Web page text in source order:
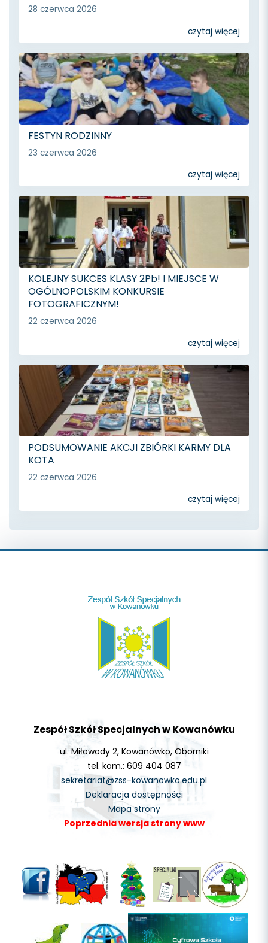
28 czerwca 2026
czytaj więcej
FESTYN RODZINNY
23 czerwca 2026
czytaj więcej
KOLEJNY SUKCES KLASY 2Pb! I MIEJSCE W
OGÓLNOPOLSKIM KONKURSIE
FOTOGRAFICZNYM!
22 czerwca 2026
czytaj więcej
PODSUMOWANIE AKCJI ZBIÓRKI KARMY DLA
KOTA
22 czerwca 2026
czytaj więcej
Zespół Szkół Specjalnych w Kowanówku
ul. Miłowody 2, Kowanówko, Oborniki
tel. kom.: 609 404 087
sekretariat@zss-kowanowko.edu.pl
Deklaracja dostępności
Mapa strony
Poprzednia wersja strony www